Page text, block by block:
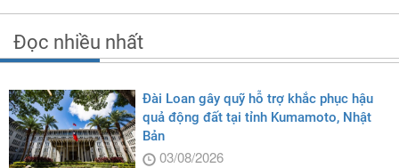
Đọc nhiều nhất
Đài Loan gây quỹ hỗ trợ khắc phục hậu
quả động đất tại tỉnh Kumamoto, Nhật
Bản
03/08/2026